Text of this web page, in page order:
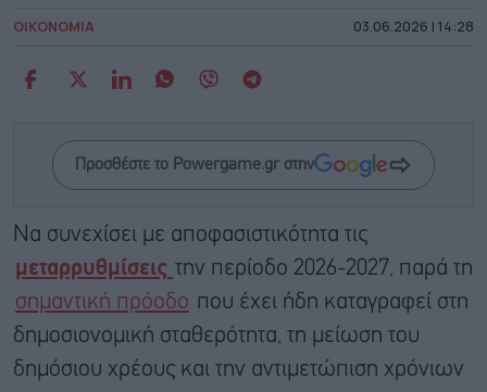
ΟΙΚΟΝΟΜΙΑ 03.06.2026 | 14:28
Προσθέστε το Powergame.gr στην
Nα συνεχίσει με αποφασιστικότητα τις
μεταρρυθμίσεις την περίοδο 2026-2027, παρά τη
σημαντική πρόοδο που έχει ήδη καταγραφεί στη
δημοσιονομική σταθερότητα, τη μείωση του
δημόσιου χρέους και την αντιμετώπιση χρόνιων